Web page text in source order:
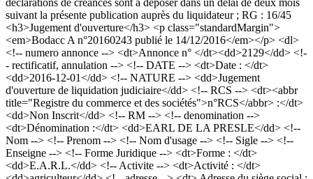
suivant la présente publication auprès du liquidateur ; RG : 16/45
<h3>Jugement d'ouverture</h3> <p class="standardMargin">
<em>Bodacc A n°20160243 publié le 14/12/2016</em></p> <dl>
<!-- numero annonce --> <dt>Annonce n° </dt><dd>2129</dd> <!-
- rectificatif, annulation --> <!-- DATE --> <dt>Date : </dt>
<dd>2016-12-01</dd> <!-- NATURE --> <dd>Jugement
d'ouverture de liquidation judiciaire</dd> <!-- RCS --> <dt><abbr
title="Registre du commerce et des sociétés">n°RCS</abbr> :</dt>
<dd>Non Inscrit</dd> <!-- RM --> <!-- denomination -->
<dt>Dénomination :</dt> <dd>EARL DE LA PRESLE</dd> <!--
Nom --> <!-- Prenom --> <!-- Nom d'usage --> <!-- Sigle --> <!--
Enseigne --> <!-- Forme Juridique --> <dt>Forme : </dt>
<dd>E.A.R.L.</dd> <!-- Activite --> <dt>Activité : </dt>